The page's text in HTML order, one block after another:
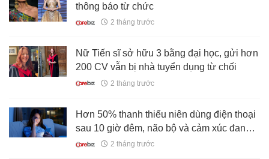
thông báo từ chức
2 tháng trước
Nữ Tiến sĩ sở hữu 3 bằng đại học, gửi hơn
200 CV vẫn bị nhà tuyển dụng từ chối
2 tháng trước
Hơn 50% thanh thiếu niên dùng điện thoại
sau 10 giờ đêm, não bộ và cảm xúc đang
phải trả giá đắt
2 tháng trước